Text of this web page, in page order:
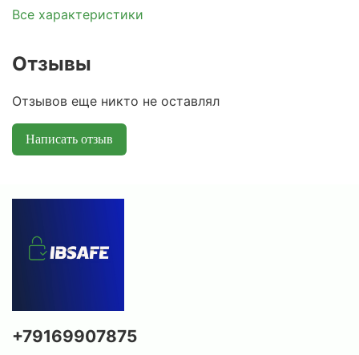
Все характеристики
Отзывы
Отзывов еще никто не оставлял
Написать отзыв
+79169907875